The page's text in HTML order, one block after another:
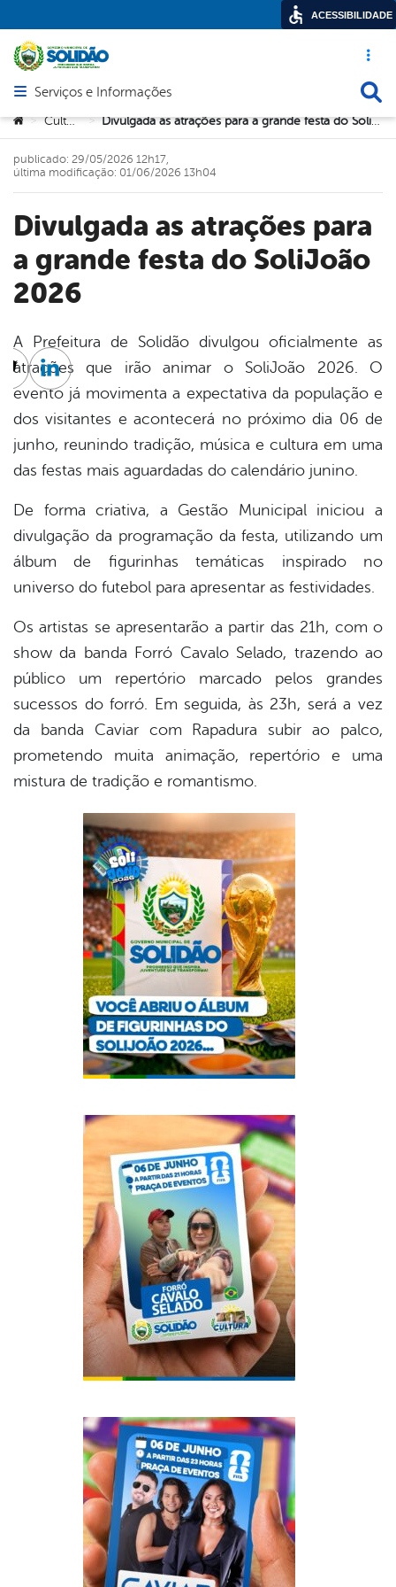
Acesso
Abrir menu principal de navegação
Serviços e Informações
Você está aqui:
> Cultura > Divulgada as atrações para a grande festa do SoliJoão 2026
Divulgada as atrações para
a grande festa do SoliJoão
2026
publicado: 29/05/2026 12h17,
última modificação: 01/06/2026 13h04
A Prefeitura de Solidão divulgou oficialmente as
atrações que irão animar o SoliJoão 2026. O
evento já movimenta a expectativa da população e
dos visitantes e acontecerá no próximo dia 06 de
junho, reunindo tradição, música e cultura em uma
das festas mais aguardadas do calendário junino.
De forma criativa, a Gestão Municipal iniciou a
divulgação da programação da festa, utilizando um
álbum de figurinhas temáticas inspirado no
universo do futebol para apresentar as festividades.
Os artistas se apresentarão a partir das 21h, com o
show da banda Forró Cavalo Selado, trazendo ao
público um repertório marcado pelos grandes
sucessos do forró. Em seguida, às 23h, será a vez
da banda Caviar com Rapadura subir ao palco,
prometendo muita animação, repertório e uma
mistura de tradição e romantismo.
Twitter
Linkedin
ACESSIBILIDADE